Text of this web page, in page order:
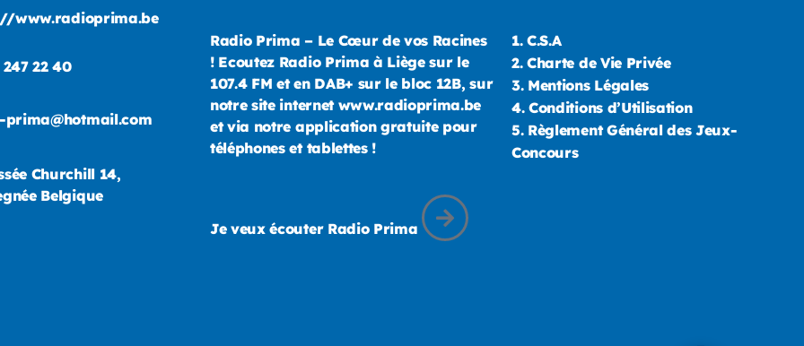
www.radioprima.be
22 40
prima@hotmail.com
Churchill 14,
Belgique
Radio Prima – Le Cœur de vos Racines
! Ecoutez Radio Prima à Liège sur le
107.4 FM et en DAB+ sur le bloc 12B, sur
notre site internet www.radioprima.be
et via notre application gratuite pour
téléphones et tablettes !
Je veux écouter Radio Prima
1. C.S.A
2. Charte de Vie Privée
3. Mentions Légales
4. Conditions d’Utilisation
5. Règlement Général des Jeux-
Concours